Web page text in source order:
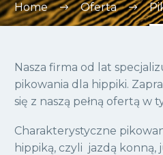
Home Oferta
Nasza firma od lat
pikowania dla hippiki.
się z naszą pełną ofertą w
Charakterystyczne
hippiką, czyli jazdą konną,